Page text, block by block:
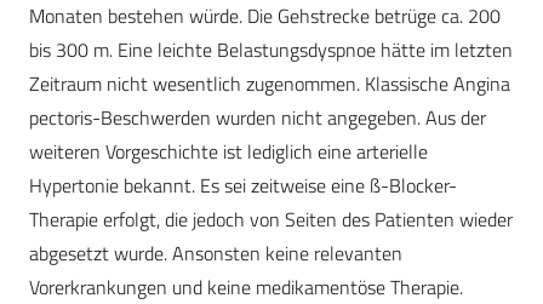
Monaten bestehen würde. Die Gehstrecke betrüge ca. 200
bis 300 m. Eine leichte Belastungsdyspnoe hätte im letzten
Zeitraum nicht wesentlich zugenommen. Klassische Angina
pectoris-Beschwerden wurden nicht angegeben. Aus der
weiteren Vorgeschichte ist lediglich eine arterielle
Hypertonie bekannt. Es sei zeitweise eine ß-Blocker-
Therapie erfolgt, die jedoch von Seiten des Patienten wieder
abgesetzt wurde. Ansonsten keine relevanten
Vorerkrankungen und keine medikamentöse Therapie.